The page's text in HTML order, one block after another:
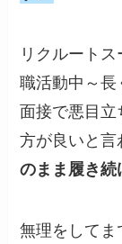
リクルート
職活動中～長
面接で悪目立
方が良いと
のまま履き
無理をしてま